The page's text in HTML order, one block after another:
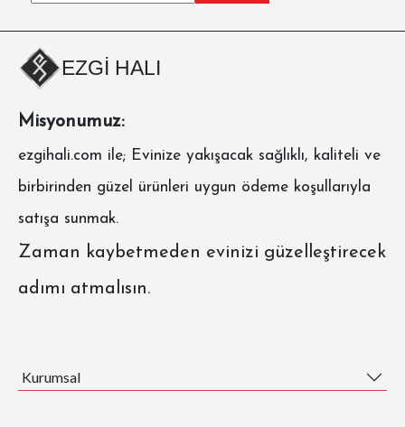
EZGİ HALI
Misyonumuz:
ezgihali.com ile; Evinize yakışacak sağlıklı, kaliteli ve
birbirinden güzel ürünleri uygun ödeme koşullarıyla
satışa sunmak.
Zaman kaybetmeden evinizi güzelleştirecek
adımı atmalısın.
Kurumsal